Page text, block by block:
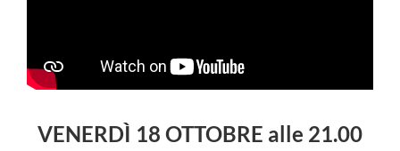
VENERDÌ 18 OTTOBRE alle 21.00